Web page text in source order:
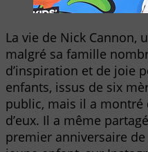
La vie de Nick Cannon,
malgré sa famille
d’inspiration et de joie
enfants, issus de six
public, mais il a montré
d’eux. Il a même
premier anniversaire